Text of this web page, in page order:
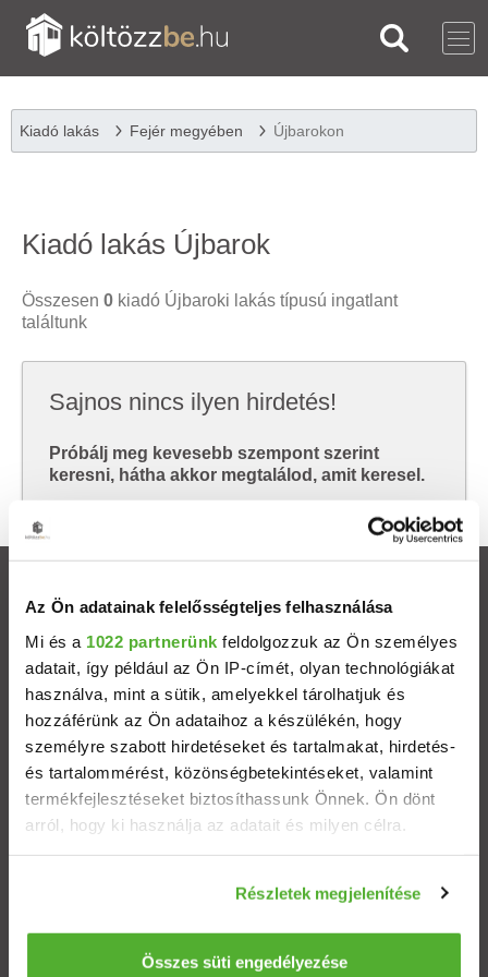
Az Ön adatainak felelősségteljes felhasználása
Mi és a 1022 partnerünk feldolgozzuk az Ön személyes
adatait, így például az Ön IP-címét, olyan technológiákat
használva, mint a sütik, amelyekkel tárolhatjuk és
hozzáférünk az Ön adataihoz a készülékén, hogy
személyre szabott hirdetéseket és tartalmakat, hirdetés-
és tartalommérést, közönségbetekintéseket, valamint
termékfejlesztéseket biztosíthassunk Önnek. Ön dönt
arról, hogy ki használja az adatait és milyen célra.
Információgyűjtés az Ön földrajzi elhelyezkedéséről
pár méteres pontossággal
Az Ön készülékén beazonosítása annak konkrét
Részletek megjelenítése
Összes süti engedélyezése
Kiadó lakás Fejér megyében Újbarokon
Kiadó lakás Újbarok
Összesen 0 kiadó Újbaroki lakás típusú ingatlant
találtunk
Sajnos nincs ilyen hirdetés!
Próbálj meg kevesebb szempont szerint
keresni, hátha akkor megtalálod, amit keresel.
Eladó házak
Települések
Albérletek
Adatvédelem Etikai kódex